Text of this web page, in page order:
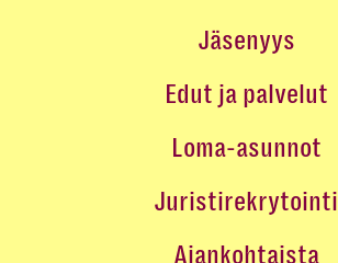
Jäsenyys
Edut ja palvelut
Loma-asunnot
Juristirekrytointi
Ajankohtaista